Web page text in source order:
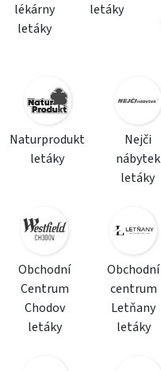
lékárny
letáky
letáky
Naturprodukt
letáky
Nejči
nábytek
letáky
Obchodní
Centrum
Chodov
letáky
Obchodní
centrum
Letňany
letáky